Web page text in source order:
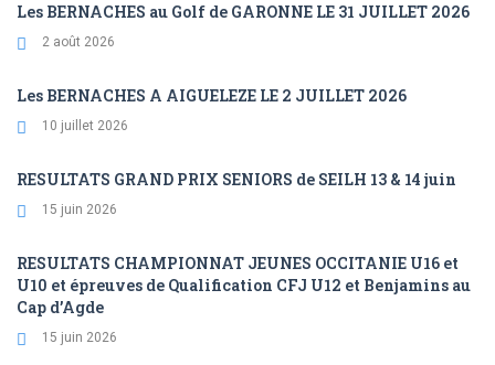
Les BERNACHES au Golf de GARONNE LE 31 JUILLET 2026
2 août 2026
Les BERNACHES A AIGUELEZE LE 2 JUILLET 2026
10 juillet 2026
RESULTATS GRAND PRIX SENIORS de SEILH 13 & 14 juin
15 juin 2026
RESULTATS CHAMPIONNAT JEUNES OCCITANIE U16 et
U10 et épreuves de Qualification CFJ U12 et Benjamins au
Cap d’Agde
15 juin 2026